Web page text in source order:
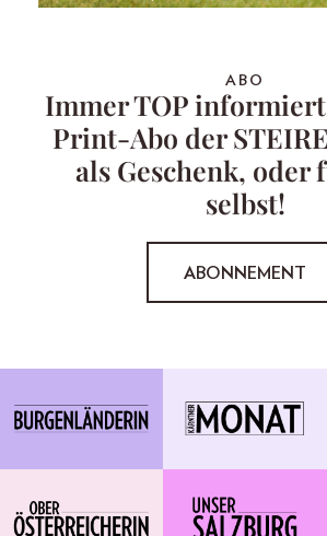
ABO
Immer TOP
Print-Abo der
als Geschenk, oder
selbst!
ABONNEMENT